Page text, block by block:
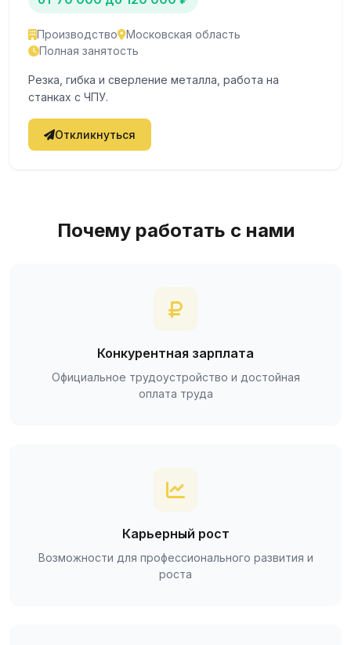
Производство
Московская область
Полная занятость
Резка, гибка и сверление металла, работа на
станках с ЧПУ.
Откликнуться
Почему работать с нами
Конкурентная зарплата
Официальное трудоустройство и достойная
оплата труда
Карьерный рост
Возможности для профессионального развития и
роста